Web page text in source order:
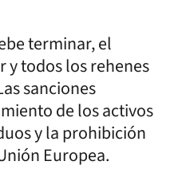
terminar, el
y todos los rehenes
sanciones
de los activos
y la prohibición
Europea.